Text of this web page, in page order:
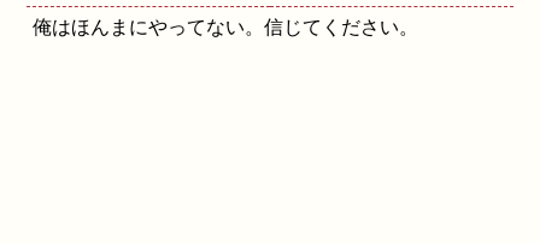
俺はほんまにやってない。信じてください。